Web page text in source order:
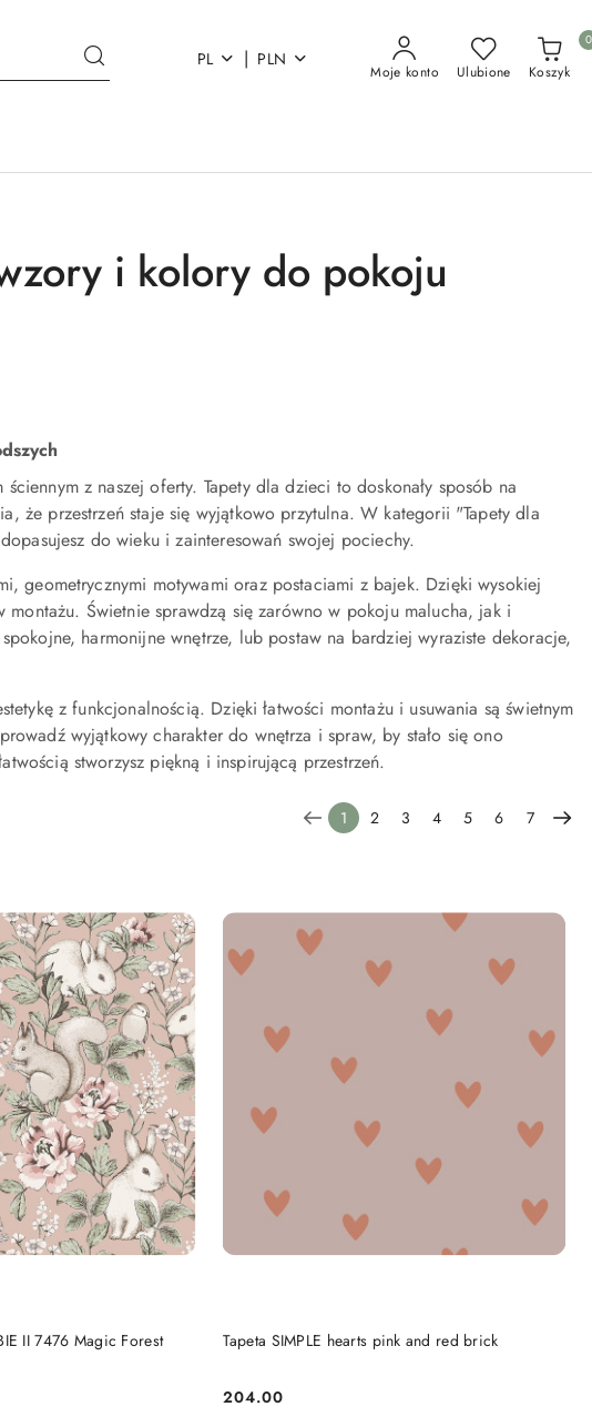
PL | PLN
Moje konto Ulubione Koszyk
0
i kolory do pokoju
z naszej oferty. Tapety dla dzieci to doskonały sposób na
że przestrzeń staje się wyjątkowo przytulna. W kategorii "Tapety dla
do wieku i zainteresowań swojej pociechy.
geometrycznymi motywami oraz postaciami z bajek. Dzięki wysokiej
montażu. Świetnie sprawdzą się zarówno w pokoju malucha, jak i
harmonijne wnętrze, lub postaw na bardziej wyraziste dekoracje,
z funkcjonalnością. Dzięki łatwości montażu i usuwania są świetnym
wyjątkowy charakter do wnętrza i spraw, by stało się ono
stworzysz piękną i inspirującą przestrzeń.
1 2 3 4 5 6 7
II 7476 Magic Forest
KOSZYKA Tapeta SIMPLE hearts pink and red brick
Cena:
204.00
DO KOSZYKA